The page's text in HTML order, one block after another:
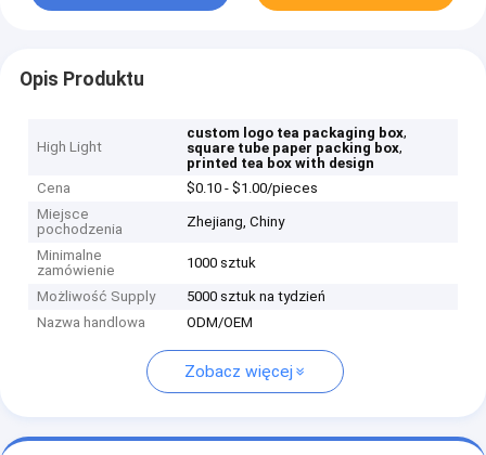
Opis Produktu
High Light
custom logo tea packaging box,
square tube paper packing box,
printed tea box with design
Cena
$0.10 - $1.00/pieces
Miejsce
pochodzenia
Zhejiang, Chiny
Minimalne
zamówienie
1000 sztuk
Możliwość Supply
5000 sztuk na tydzień
Nazwa handlowa
ODM/OEM
Zobacz więcej